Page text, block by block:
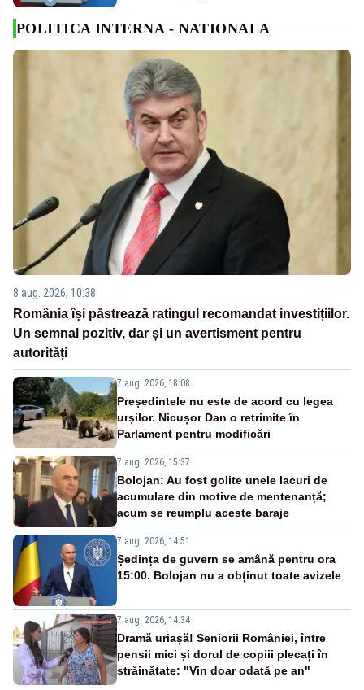
POLITICA INTERNA - NATIONALA
8 aug. 2026, 10:38
România își păstrează ratingul recomandat investițiilor.
Un semnal pozitiv, dar și un avertisment pentru
autorități
7 aug. 2026, 18:08
Președintele nu este de acord cu legea
urșilor. Nicușor Dan o retrimite în
Parlament pentru modificări
7 aug. 2026, 15:37
Bolojan: Au fost golite unele lacuri de
acumulare din motive de mentenanță;
acum se reumplu aceste baraje
7 aug. 2026, 14:51
Ședința de guvern se amână pentru ora
15:00. Bolojan nu a obținut toate avizele
7 aug. 2026, 14:34
Dramă uriașă! Seniorii României, între
pensii mici și dorul de copiii plecați în
străinătate: "Vin doar odată pe an"